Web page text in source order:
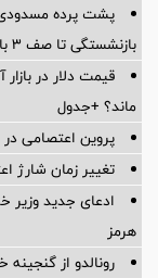
پشت پرده‌
بازنشستگی تا صف ۳ بانک طلبکار
ماند؟ +جدول
پروین اعتصامی در
تغییر زمان شارژ
ادعای جدید وزیر
هرمز
رونالدو از